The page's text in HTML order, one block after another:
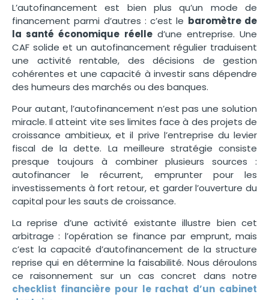
L’autofinancement est bien plus qu’un mode de
financement parmi d’autres : c’est le baromètre de
la santé économique réelled’une entreprise. Une
CAF solide et un autofinancement régulier traduisent
une activité rentable, des décisions de gestion
cohérentes et une capacité à investir sans dépendre
des humeurs des marchés ou des banques.
Pour autant, l’autofinancement n’est pas unesolution
miracle. Ilatteint vite ses limites face à des projets de
croissance ambitieux, et il prive l’entreprise du levier
fiscalde la dette. La meilleure stratégieconsiste
presque toujours à combiner plusieurs sources :
autofinancer le récurrent, emprunter pour les
investissements à fort retour, et garder l’ouverture du
capital pourles sauts de croissance.
La reprise d’une activité existante illustre biencet
arbitrage : l’opération se financepar emprunt, mais
c’est la capacité d’autofinancement de la structure
reprise qui en détermine la faisabilité. Nous déroulons
ceraisonnement sur un cas concret dansnotre
checklist financière pour le rachat d’un cabinet